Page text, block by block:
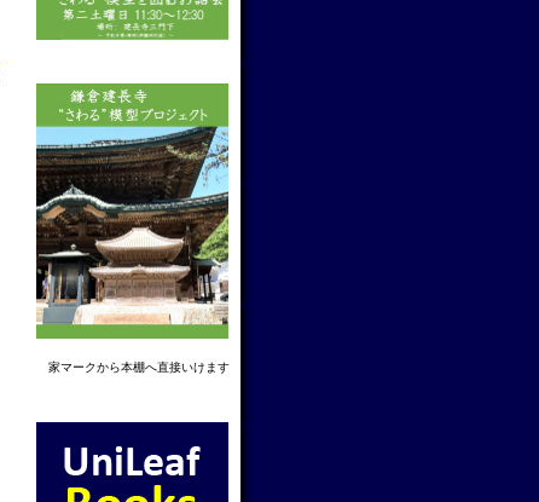
家マークから本棚へ直接いけます